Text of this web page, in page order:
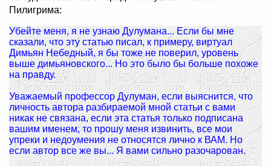
Пилигрима:
Убейте меня, я не узнаю Дулумана... Если бы мне
сказали, что эту статью писал, к примеру, виртуал
Димьян Небедный, я бы тоже не поверил, уровень
выше димьяновского... Но это было бы больше похоже
на правду.
Уважаемый профессор Дулуман, если выяснится, что
личность автора разбираемой мной статьи с вами
никак не связана, если эта статья только подписана
вашим именем, то прошу меня извинить, все мои
упреки и недоумения не относятся лично к ВАМ. Но
если автор все же вы... Я вами сильно разочарован.